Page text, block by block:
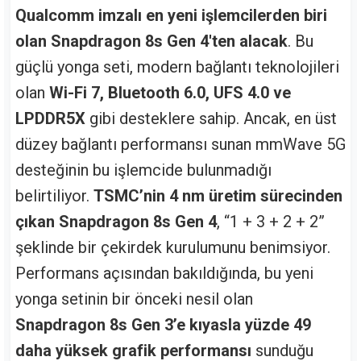
Qualcomm imzalı en yeni işlemcilerden biri
olan Snapdragon 8s Gen 4'ten alacak. Bu
güçlü yonga seti, modern bağlantı teknolojileri
olan Wi-Fi 7, Bluetooth 6.0, UFS 4.0 ve
LPDDR5X gibi desteklere sahip. Ancak, en üst
düzey bağlantı performansı sunan mmWave 5G
desteğinin bu işlemcide bulunmadığı
belirtiliyor. TSMC’nin 4 nm üretim sürecinden
çıkan Snapdragon 8s Gen 4, “1 + 3 + 2 + 2”
şeklinde bir çekirdek kurulumunu benimsiyor.
Performans açısından bakıldığında, bu yeni
yonga setinin bir önceki nesil olan
Snapdragon 8s Gen 3’e kıyasla yüzde 49
daha yüksek grafik performansı sunduğu